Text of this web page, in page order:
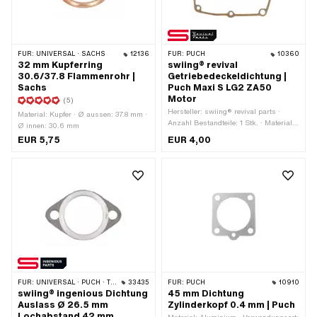
FÜR: UNIVERSAL · SACHS 12136
32 mm Kupferring
30.6/37.8 Flammenrohr |
Sachs
(5)
Material: Kupfer · Ø aussen: 37.8 mm ·
Ø innen: 30.6 mm
EUR 5,75
FÜR: PUCH 10360
swiing® revival
Getriebedeckeldichtung |
Puch Maxi S LG2 ZA50
Motor
Hersteller: swiing® revival parts ·
Anzahl Bestandteile: 1 Stk. · Material:
Dicke: 0.3 mm · Gesamtlänge: 175
EUR 4,00
FÜR: UNIVERSAL · PUCH · TOMOS 33435
swiing® ingenious Dichtung
Auslass Ø 26.5 mm
FÜR: PUCH 10910
45 mm Dichtung
Zylinderkopf 0.4 mm | Puch